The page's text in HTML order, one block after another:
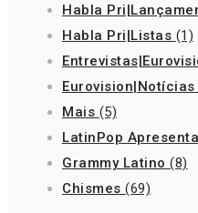
Habla
Habla Pri|Listas (1)
Eurovision|Notícias
Mais (5)
LatinPop Apresenta
Grammy Latino (8)
Chismes (69)